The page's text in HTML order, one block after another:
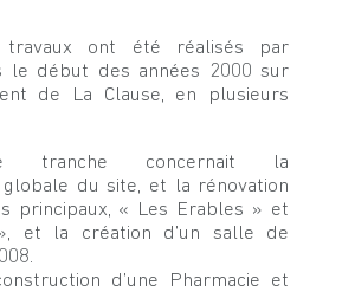
travaux ont été réalisés par
le début des années 2000 sur
de La Clause, en plusieurs
tranche concernait la
du site, et la rénovation
principaux, « Les Erables » et
et la création d’un salle de
d’une Pharmacie et